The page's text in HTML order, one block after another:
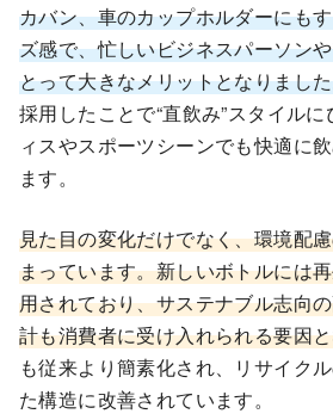
カバン、車のカップホルダーにも
ズ感で、忙しいビジネスパーソン
とって大きなメリットとなりまし
採用したことで“直飲み”スタイル
ィスやスポーツシーンでも快適に
ます。
見た目の変化だけでなく、環境配
まっています。新しいボトルには
用されており、サステナブル志向
計も消費者に受け入れられる要因
も従来より簡素化され、リサイク
た構造に改善されています。